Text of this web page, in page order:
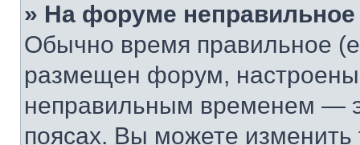
» На форуме
Обычно время правильное
размещен форум, настроены
неправильным временем —
поясах. Вы можете изменить